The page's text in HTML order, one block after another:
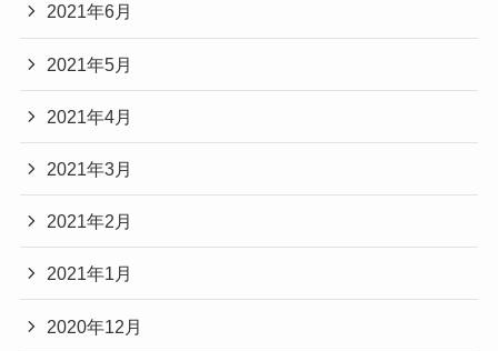
2021年6月
2021年5月
2021年4月
2021年3月
2021年2月
2021年1月
2020年12月